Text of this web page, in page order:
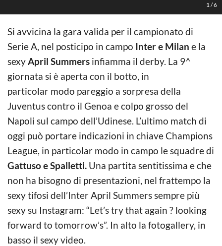
1 /6
Si avvicina la gara valida per il campionato di
Serie A, nel posticipo in campo Inter e Milan e la
sexyApril Summers infiamma il derby. La 9^
giornata si è aperta con il botto, in
particolar modo pareggio a sorpresa della
Juventus contro il Genoa e colpo grosso del
Napoli sul campo dell’Udinese. L’ultimo match di
oggi può portare indicazioni in chiave Champions
League, in particolar modo in campo le squadre di
Gattuso e Spalletti. Una partita sentitissima e che
non ha bisogno di presentazioni, nel frattempo la
sexy tifosi dell’Inter April Summers sempre più
sexy su Instagram: “Let’s try that again ? looking
forward to tomorrow’s”. In alto la fotogallery, in
basso il sexy video.